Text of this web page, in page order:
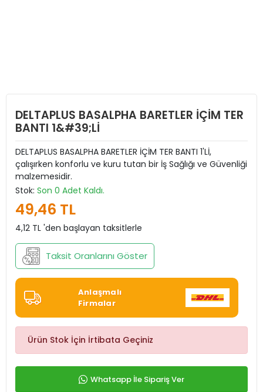
DELTAPLUS BASALPHA BARETLER İÇİM TER
BANTI 1&#39;Lİ
DELTAPLUS BASALPHA BARETLER İÇİM TER BANTI 1'Lİ,
çalışırken konforlu ve kuru tutan bir İş Sağlığı ve Güvenliği
malzemesidir.
Stok: Son 0 Adet Kaldı.
49,46 TL
4,12 TL 'den başlayan taksitlerle
Taksit Oranlarını Göster
Anlaşmalı
Firmalar
Ürün Stok İçin İrtibata Geçiniz
Whatsapp İle Sipariş Ver